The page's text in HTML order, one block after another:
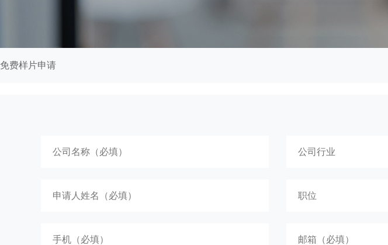
免费样片申请